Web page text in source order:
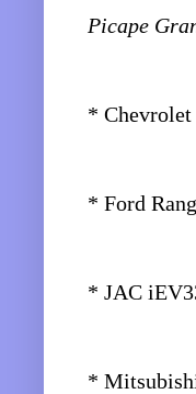
Picape
* Chevrolet
* Ford
* JAC
*